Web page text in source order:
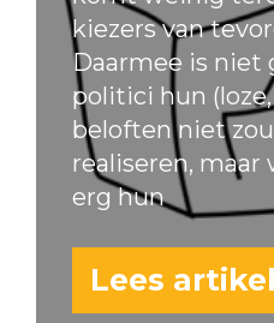
kiezers van
Daarmee is niet
politici hun (loze,
beloften niet
realiseren, maar
erg hun
Lees artikel